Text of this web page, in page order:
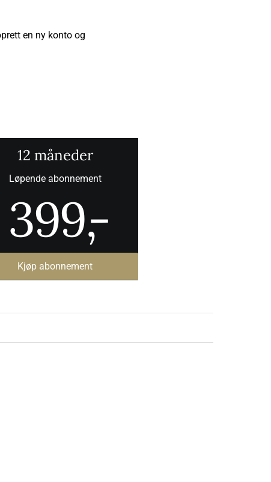
en ny konto og
12 måneder
Løpende abonnement
399,-
Kjøp abonnement